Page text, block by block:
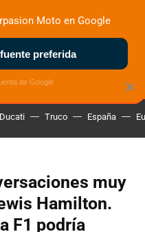
MOTOS ELÉCTRICAS
Ducati Truco España
muy
Hamilton.
F1 podría
×
Moto en Google
preferida
de Google